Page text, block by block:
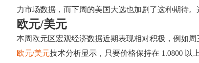
力市场数据，而下周的美国大选也加剧了这种期待
欧元/美元
本周欧元区宏观经济数据近期表现相对积极，例如周
欧元/美元技术分析显示，只要价格保持在 1.0800 以